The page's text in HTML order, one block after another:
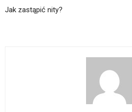
Jak zastąpić nity?